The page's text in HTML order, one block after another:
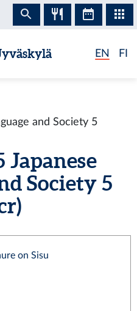
EN FI
and Society 5
Japanese
Society 5
on Sisu